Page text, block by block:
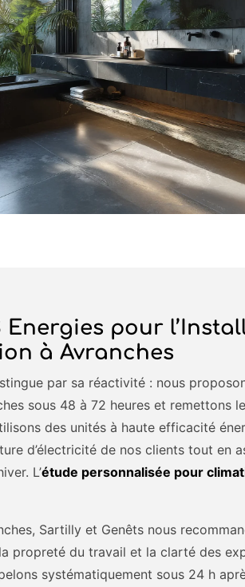
Energies pour
à Avranches
par sa réactivité : nous
sous 48 à 72 heures et remettons
des unités à haute efficacité
d’électricité de nos clients tout en
L’étude personnalisée pour
Sartilly et Genêts nous
propreté du travail et la clarté des
systématiquement sous 24 h